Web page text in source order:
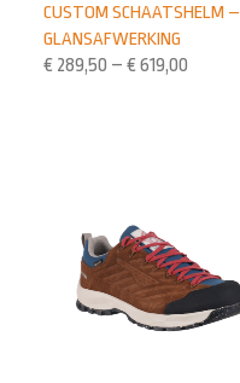
CUSTOM SCHAATSHELM –
GLANSAFWERKING
€ 289,50 – € 619,00